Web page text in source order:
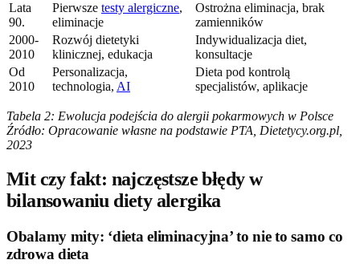
Lata
90.
Pierwsze testy alergiczne,
eliminacje
Ostrożna eliminacja, brak
zamienników
2000-
2010
Rozwój dietetyki
klinicznej, edukacja
Indywidualizacja diet,
konsultacje
Od
2010
Personalizacja,
technologia, AI
Dieta pod kontrolą
specjalistów, aplikacje
Tabela 2: Ewolucja podejścia do alergii pokarmowych w Polsce
Źródło: Opracowanie własne na podstawie PTA, Dietetycy.org.pl,
2023
Mit czy fakt: najczęstsze błędy w
bilansowaniu diety alergika
Obalamy mity: ‘dieta eliminacyjna’ to nie to samo co
zdrowa dieta